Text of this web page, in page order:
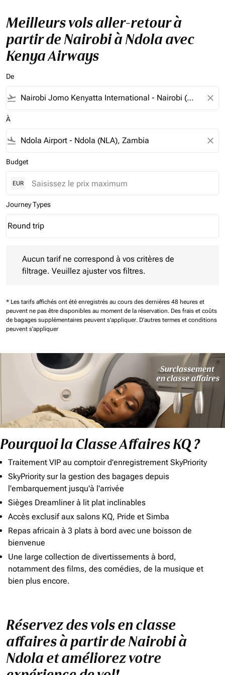
Meilleurs vols aller-retour à
partir de Nairobi à Ndola avec
Kenya Airways
De
flight_takeoff close
À
flight_land close
Budget
EUR
Journey Types
Journey Types option Round trip Selected
Round trip
keyboard_arrow_down
Aucun tarif ne correspond à vos critères de
filtrage. Veuillez ajuster vos filtres.
* Les tarifs affichés ont été enregistrés au cours des dernières 48 heures et
peuvent ne pas être disponibles au moment de la réservation. Des frais et coûts
de bagages supplémentaires peuvent s'appliquer. D'autres termes et conditions
peuvent s'appliquer
Pourquoi la Classe Affaires KQ ?
Traitement VIP au comptoir d'enregistrement SkyPriority
SkyPriority sur la gestion des bagages depuis
l'embarquement jusqu'à l'arrivée
Sièges Dreamliner à lit plat inclinables
Accès exclusif aux salons KQ, Pride et Simba
Repas africain à 3 plats à bord avec une boisson de
bienvenue
Une large collection de divertissements à bord,
notamment des films, des comédies, de la musique et
bien plus encore.
Réservez des vols en classe
affaires à partir de Nairobi à
Ndola et améliorez votre